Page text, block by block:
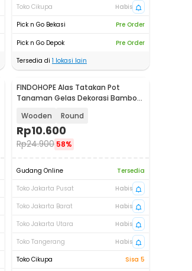
Toko Cikupa
Habis
Pick n Go Bekasi
Pre Order
Pick n Go Depok
Pre Order
Tersedia di 1 lokasi lain
FINDOHOPE Alas Tatakan Pot
Tanaman Gelas Dekorasi Bamboo
Wooden Round
Rp10.600
Rp24.900 58%
Gudang Online
Tersedia
Toko Jakarta Pusat
Habis
Toko Jakarta Barat
Habis
Toko Jakarta Utara
Habis
Toko Tangerang
Habis
Toko Cikupa
Sisa 5